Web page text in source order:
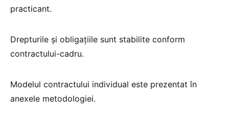
practicant.
Drepturile și obligațiile sunt stabilite conform
contractului-cadru.
Modelul contractului individual este prezentat în
anexele metodologiei.